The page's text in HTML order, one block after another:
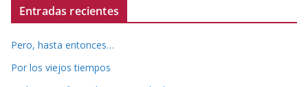
Entradas recientes
Pero, hasta entonces…
Por los viejos tiempos